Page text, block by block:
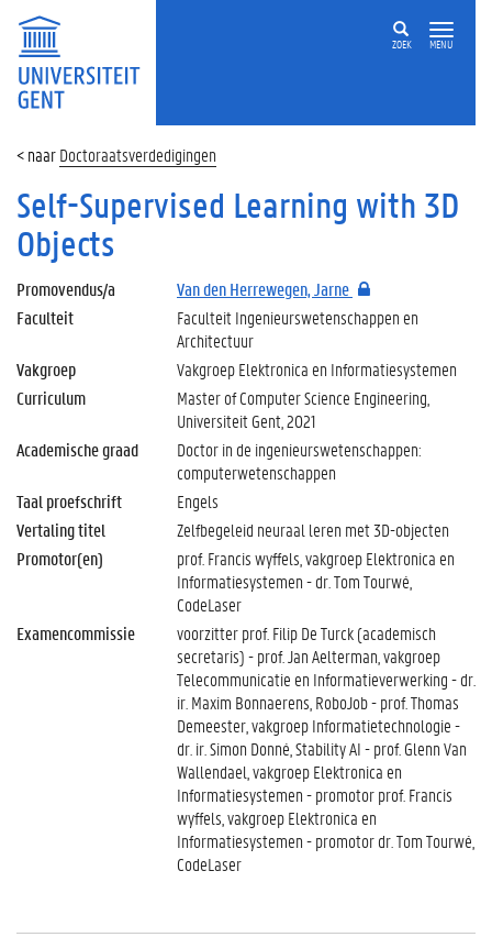
ZOEK MENU
Doctoraatsverdedigingen
Self-Supervised Learning with 3D
Objects
Promovendus/a
Van den Herrewegen, Jarne
Faculteit
Faculteit Ingenieurswetenschappen en
Architectuur
Vakgroep
Vakgroep Elektronica en Informatiesystemen
Curriculum
Master of Computer Science Engineering,
Universiteit Gent, 2021
Academische graad
Doctor in de ingenieurswetenschappen:
computerwetenschappen
Taal proefschrift
Engels
Vertaling titel
Zelfbegeleid neuraal leren met 3D-objecten
Promotor(en)
prof. Francis wyffels, vakgroep Elektronica en
Informatiesystemen - dr. Tom Tourwé,
CodeLaser
Examencommissie
voorzitter prof. Filip De Turck (academisch
secretaris) - prof. Jan Aelterman, vakgroep
Telecommunicatie en Informatieverwerking - dr.
ir. Maxim Bonnaerens, RoboJob - prof. Thomas
Demeester, vakgroep Informatietechnologie -
dr. ir. Simon Donné, Stability AI - prof. Glenn Van
Wallendael, vakgroep Elektronica en
Informatiesystemen - promotor prof. Francis
wyffels, vakgroep Elektronica en
Informatiesystemen - promotor dr. Tom Tourwé,
CodeLaser